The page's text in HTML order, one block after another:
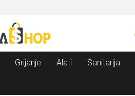
Grijanje Alati Sanitarija